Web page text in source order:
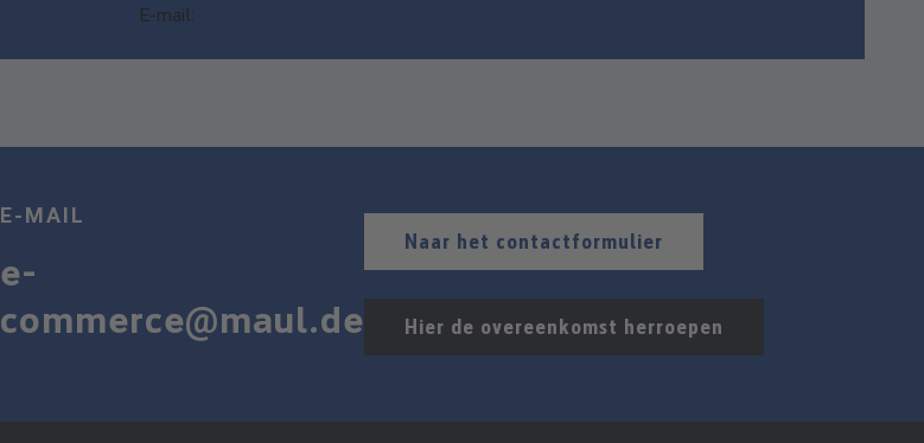
E-mail:
E-MAIL
e-
commerce@maul.de
Naar het contactformulier
Hier de overeenkomst herroepen